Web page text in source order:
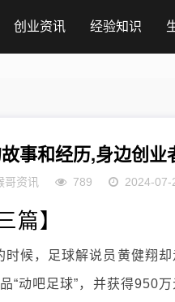
创业资讯 经验知识
事和经历,身边创
哥资讯 789 2024-07-
】
候，足球解说员黄健翔
“动吧足球”，并获得950万